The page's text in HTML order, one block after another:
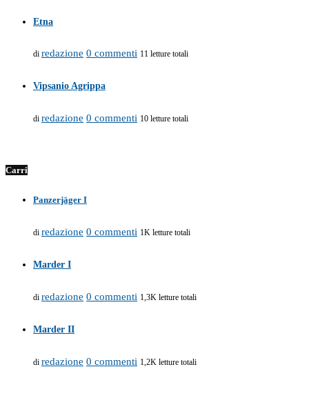
Etna
di redazione 0 commenti 11 letture totali
Vipsanio Agrippa
di redazione 0 commenti 10 letture totali
Carri
Panzerjäger I
di redazione 0 commenti 1K letture totali
Marder I
di redazione 0 commenti 1,3K letture totali
Marder II
di redazione 0 commenti 1,2K letture totali